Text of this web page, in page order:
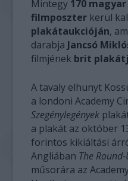
Mintegy 170
filmposzter kerül
plakátaukcióján,
darabja Jancsó
filmjének brit
A tavaly elhunyt
a londoni Academy
Szegénylegények
a plakát az október
forintos kikiáltási
Angliában The
műsorára az